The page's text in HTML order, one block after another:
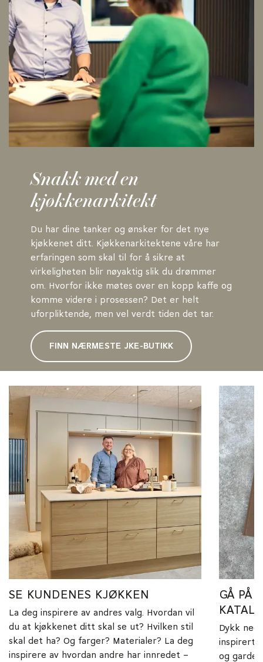
Snakk med en
kjøkkenarkitekt
Du har dine tanker og ønsker for det nye
kjøkkenet ditt. Kjøkkenarkitektene våre har
erfaringen som skal til for å sikre at
virkeligheten blir nøyaktig slik du drømmer
om. Hvorfor ikke møtes over en kopp kaffe og
komme videre i prosessen? Det er helt
uforpliktende, men vel verdt tiden det tar.
FINN NÆRMESTE JKE-BUTIKK
SE KUNDENES KJØKKEN
La deg inspirere av andres valg. Hvordan vil
du at kjøkkenet ditt skal se ut? Hvilken stil
skal det ha? Og farger? Materialer? La deg
inspirere av hvordan andre har innredet –
GÅ PÅ
Dykk
inspirert
og